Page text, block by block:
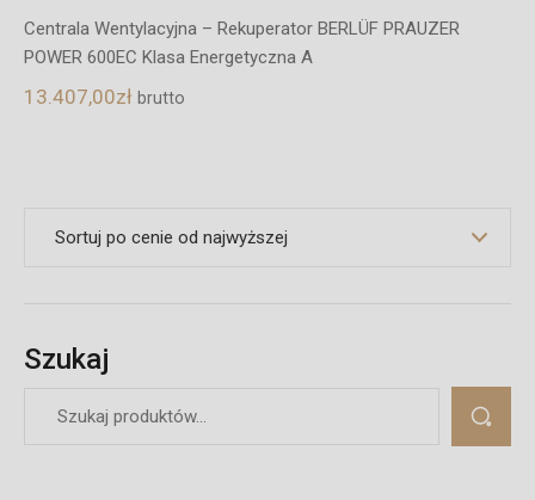
Szukaj
Centrala Wentylacyjna – Rekuperator BERLÜF PRAUZER
POWER 600EC Klasa Energetyczna A
13.407,00zł brutto